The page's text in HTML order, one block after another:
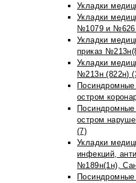
Укладки
Укладки
№1079 и №626
Укладки
приказ
Укладки
№213н (822н)
остром
остром
(7)
Укладки
инфекций,
№189н(1н),